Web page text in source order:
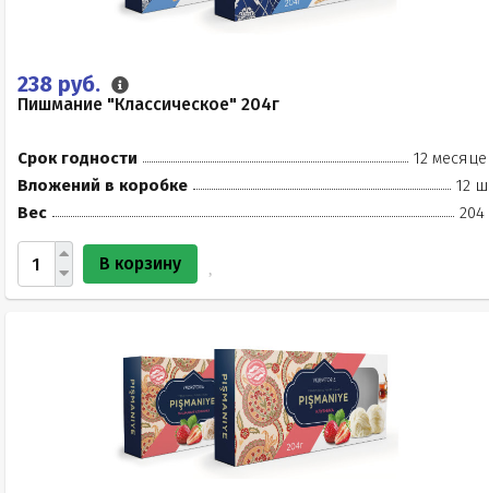
238 руб.
Пишмание "Классическое" 204г
Срок годности
12
Вложений в коробке
12
Вес
204
В корзину